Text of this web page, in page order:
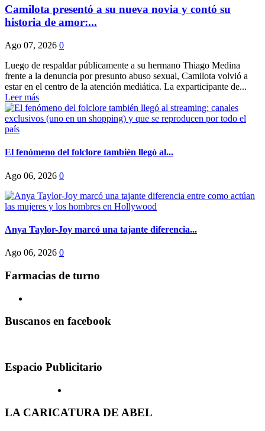
Camilota presentó a su nueva novia y contó su
historia de amor:...
Ago 07, 2026 0
Luego de respaldar públicamente a su hermano Thiago Medina
frente a la denuncia por presunto abuso sexual, Camilota volvió a
estar en el centro de la atención mediática. La exparticipante de...
Leer más
El fenómeno del folclore también llegó al...
Ago 06, 2026 0
Anya Taylor-Joy marcó una tajante diferencia...
Ago 06, 2026 0
Farmacias de turno
Buscanos en facebook
Espacio Publicitario
LA CARICATURA DE ABEL